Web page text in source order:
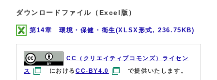
ダウンロードファイル（Excel版）
第14章 環境・保健・衛生(XLSX形式, 236.75KB)
CC（クリエイティブコモンズ）ライセン
ス
におけるCC-BY4.0 で提供いたします。